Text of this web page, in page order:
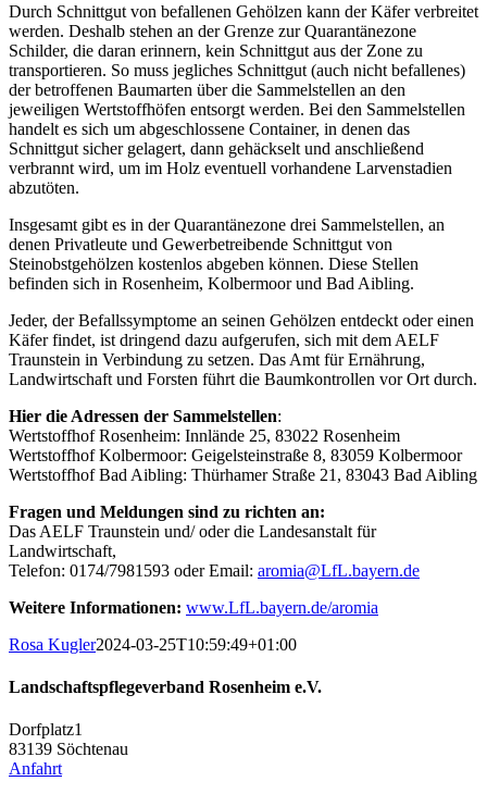
Durch Schnittgut von befallenen Gehölzen kann der Käfer verbreitet
werden. Deshalb stehen an der Grenze zur Quarantänezone
Schilder, die daran erinnern, kein Schnittgut aus der Zone zu
transportieren. So muss jegliches Schnittgut (auch nicht befallenes)
der betroffenen Baumarten über die Sammelstellen an den
jeweiligen Wertstoffhöfen entsorgt werden. Bei den Sammelstellen
handelt es sich um abgeschlossene Container, in denen das
Schnittgut sicher gelagert, dann gehäckselt und anschließend
verbrannt wird, um im Holz eventuell vorhandene Larvenstadien
abzutöten.
Insgesamt gibt es in der Quarantänezone drei Sammelstellen, an
denen Privatleute und Gewerbetreibende Schnittgut von
Steinobstgehölzen kostenlos abgeben können. Diese Stellen
befinden sich in Rosenheim, Kolbermoor und Bad Aibling.
Jeder, der Befallssymptome an seinen Gehölzen entdeckt oder einen
Käfer findet, ist dringend dazu aufgerufen, sich mit dem AELF
Traunstein in Verbindung zu setzen. Das Amt für Ernährung,
Landwirtschaft und Forsten führt die Baumkontrollen vor Ort durch.
Hier die Adressen der Sammelstellen:
Wertstoffhof Rosenheim: Innlände 25, 83022 Rosenheim
Wertstoffhof Kolbermoor: Geigelsteinstraße 8, 83059 Kolbermoor
Wertstoffhof Bad Aibling: Thürhamer Straße 21, 83043 Bad Aibling
Fragen und Meldungen sind zu richten an:
Das AELF Traunstein und/ oder die Landesanstalt für
Landwirtschaft,
Telefon: 0174/7981593 oder Email: aromia@LfL.bayern.de
Weitere Informationen: www.LfL.bayern.de/aromia
Rosa Kugler2024-03-25T10:59:49+01:00
Landschaftspflegeverband Rosenheim e.V.
Dorfplatz1
83139 Söchtenau
Anfahrt